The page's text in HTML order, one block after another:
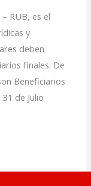
RUB, es el
y
deben
finales. De
Beneficiarios
de Julio